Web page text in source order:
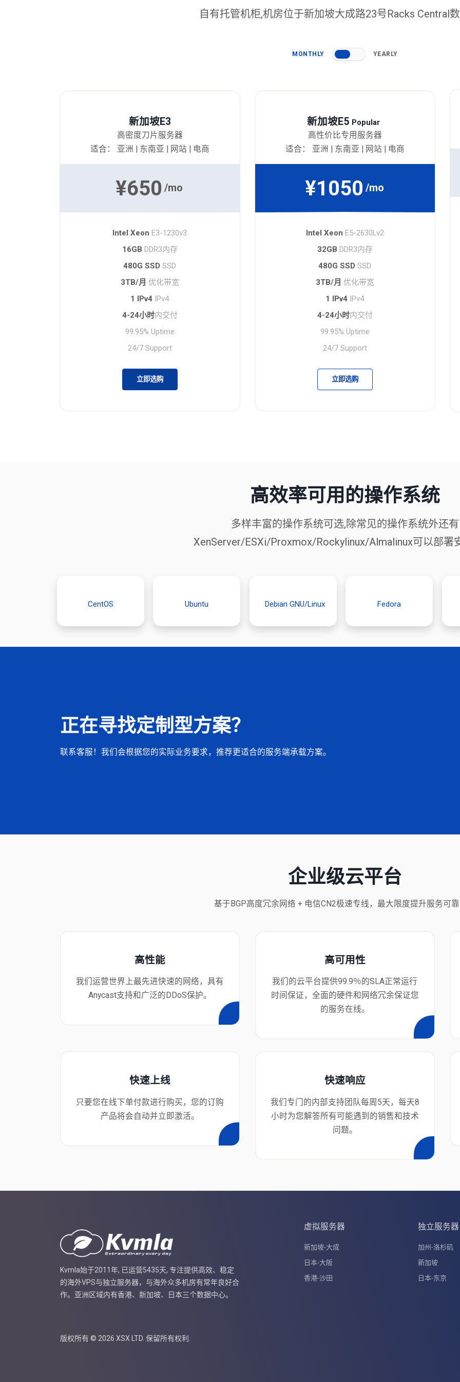
自有托管机柜,机房位于新加坡大成路23号Racks Central
MONTHLY YEARLY
新加坡E3
高密度刀片服务器
适合： 亚洲 | 东南亚 | 网站 | 电商
¥650 /mo
Intel Xeon E3-1230v3
16GB DDR3内存
480G SSD SSD
3TB/月 优化带宽
1 IPv4 IPv4
4-24小时内交付
99.95% Uptime
24/7 Support
立即选购
新加坡E5 Popular
高性价比专用服务器
适合： 亚洲 | 东南亚 | 网站 | 电商
¥1050 /mo
Intel Xeon E5-2630Lv2
32GB DDR3内存
480G SSD SSD
3TB/月 优化带宽
1 IPv4 IPv4
4-24小时内交付
99.95% Uptime
24/7 Support
立即选购
高效率可用的操作系统
多样丰富的操作系统可选,除常见的操作系统外还有
XenServer/ESXi/Proxmox/Rockylinux/Almalinux可以部署
CentOS Ubuntu Debian GNU/Linux Fedora
正在寻找定制型方案？
联系客服！我们会根据您的实际业务要求，推荐更适合的服务端承载方案。
企业级云平台
基于BGP高度冗余网络 + 电信CN2极速专线，最大限度提升服务可
高性能
我们运营世界上最先进快速的网络，具有
Anycast支持和广泛的DDoS保护。
高可用性
我们的云平台提供99.9％的SLA正常运行
时间保证，全面的硬件和网络冗余保证您
的服务在线。
快速上线
只要您在线下单付款进行购买，您的订购
产品将会自动并立即激活。
快速响应
我们专门的内部支持团队每周5天，每天8
小时为您解答所有可能遇到的销售和技术
问题。
Kvmla始于2011年, 已运营5435天, 专注提供高效、稳定
的海外VPS与独立服务器，与海外众多机房有常年良好合
作。亚洲区域内有香港、新加坡、日本三个数据中心。
虚拟服务器
新加坡-大成
日本-大阪
香港-沙田
独立服务器
加州-洛杉矶
新加坡
日本-东京
版权所有 © 2026 XSX LTD. 保留所有权利.